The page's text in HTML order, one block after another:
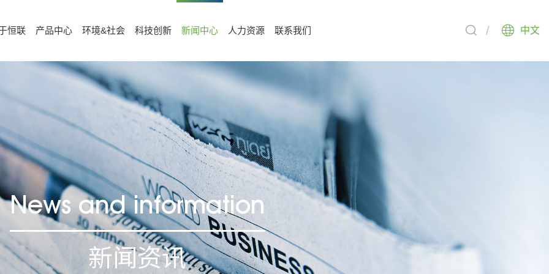
中文
恒联 产品中心 环境&社会 科技创新 新闻中心 人力资源 联系我们
News and information
新闻资讯